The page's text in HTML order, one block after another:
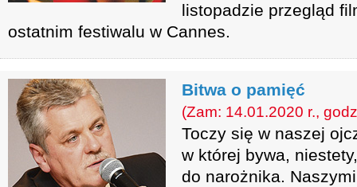
listopadzie przegląd
ostatnim festiwalu w Cannes.
Bitwa o pamięć
(Zam: 14.01.2020 r.,
Toczy się w naszej
w której bywa,
do narożnika.